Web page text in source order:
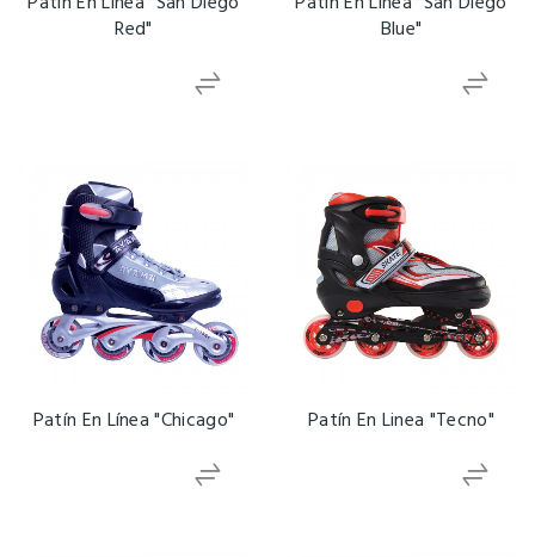
Red"
Blue"
Patín En Línea "Chicago" Patín En Linea "Tecno"